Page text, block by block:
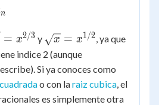
n
3}
= x2/3 y \sqrt{x}
=
x^{1/2}
x = x1/2, ya que
indice 2 (aunque
Si ya conoces como
o con laraiz cubica, el
es simplemente otra